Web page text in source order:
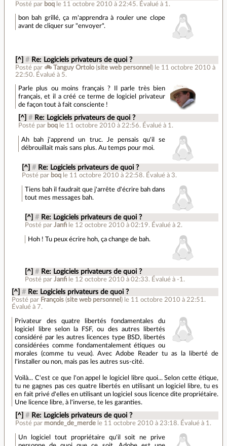
Posté par boq le 11 octobre 2010 à 22:45. Évalué à 1 .
bon bah grillé, ça m'apprendra à rouler une clope
avant de cliquer sur "envoyer".
[^] # Re: Logiciels privateurs de quoi ?
Posté par 🚲 Tanguy Ortolo(site web personnel ) le 11 octobre 2010 à
22:50. Évalué à 5.
Parle plus ou moins français ? Il parle très bien
français, et il a créé ce terme de logiciel privateur
de façon tout à fait consciente !
[^] # Re: Logiciels privateurs de quoi ?
Posté par boq le 11 octobre 2010 à 22:56. Évalué à 1.
Ah bah j'apprend un truc. Je pensais qu'il se
débrouillait mais sans plus. Au temps pour moi.
[^] # Re: Logiciels privateurs de quoi ?
Posté par boq le 11 octobre 2010 à 22:58. Évalué à 3.
Tiens bah il faudrait que j'arrête d'écrire bah dans
tout mes messages bah.
[^] # Re: Logiciels privateurs de quoi ?
Posté par Janfi le 12 octobre 2010 à 02:19. Évalué à 2.
Hoh ! Tu peux écrire hoh, ça change de bah.
[^] # Re: Logiciels privateurs de quoi ?
Posté par Janfi le 12 octobre 2010 à 02:33. Évalué à -1 .
[^] # Re: Logiciels privateurs de quoi ?
Posté par François (site web personnel ) le 11 octobre 2010 à 22:51 .
Évalué à7.
Privateur des quatre libertés fondamentales du
logiciel libre selon la FSF, ou des autres libertés
considéré par les autres licences type BSD, libertés
considérées comme fondamentalement étiques ou
morales (comme tu veux). Avec Adobe Reader tu as la liberté de
l'installer ou non, mais pas les autres sus-cité.
Voilà... C'est ce que l'on appel le logiciel libre quoi... Selon cette étique,
tu ne gagnes pas ces quatre libertés en utilisant un logiciel libre, tu es
en fait privé d'elles en utilisant un logiciel sous licence dite propriétaire.
Une licence libre, à l'inverse, te les garanties.
[^] # Re: Logiciels privateurs de quoi ?
Posté par monde_de_merde le 11 octobre 2010 à 23:18. Évalué à 1 .
Un logiciel tout propriétaire qu'il soit ne prive